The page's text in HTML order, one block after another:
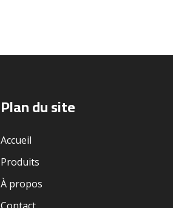
Plan du site
Accueil
Produits
À propos